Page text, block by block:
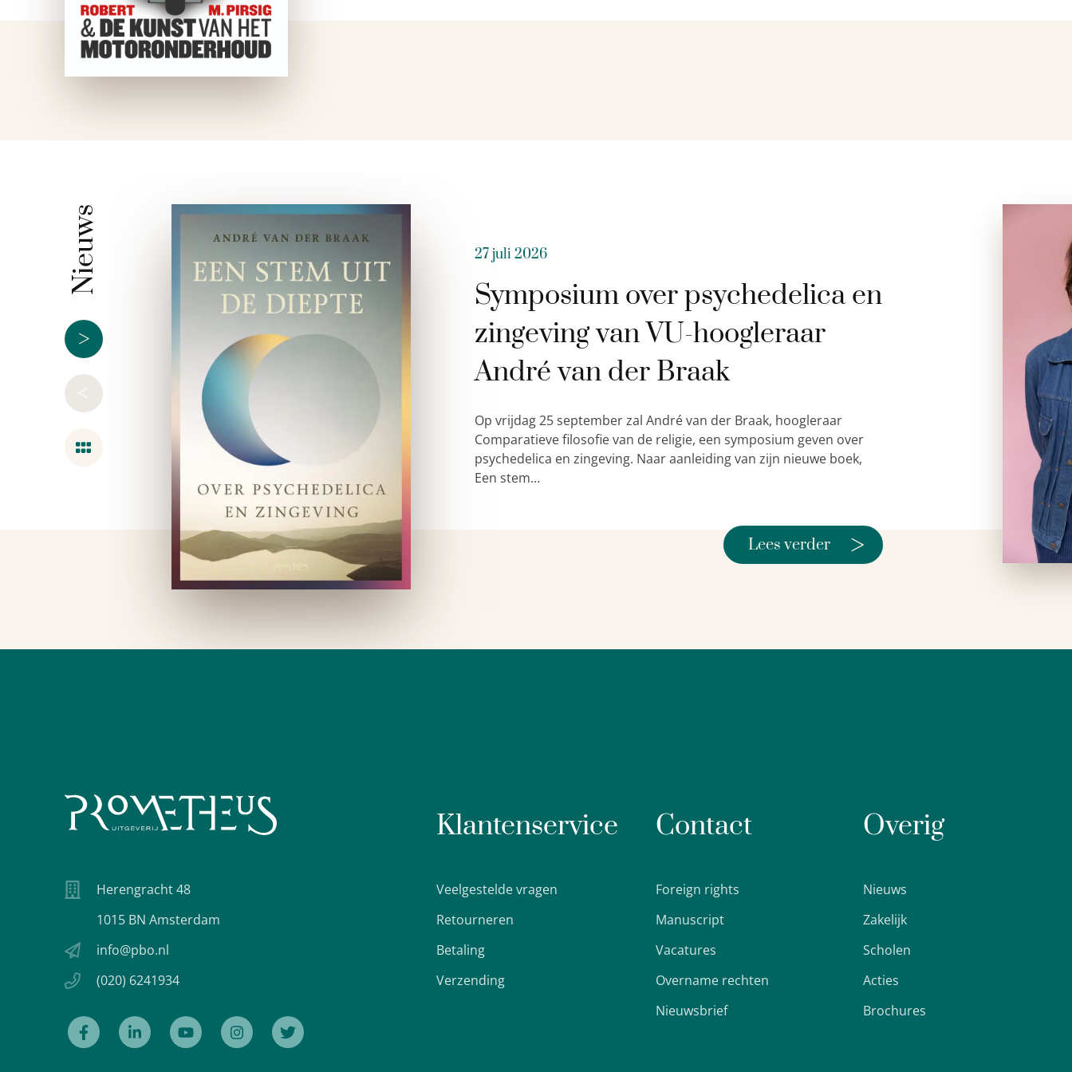
Nieuws
>
<
27 juli 2026
Symposium over psychedelica en
zingeving van VU-hoogleraar
André van der Braak
Op vrijdag 25 september zal André van der Braak, hoogleraar
Comparatieve filosofie van de religie, een symposium geven over
psychedelica en zingeving. Naar aanleiding van zijn nieuwe boek,
Een stem…
Lees verder >
Herengracht 48
1015 BN Amsterdam
info@pbo.nl
(020) 6241934
Klantenservice
Veelgestelde vragen
Retourneren
Betaling
Verzending
Contact
Foreign rights
Manuscript
Vacatures
Overname rechten
Nieuwsbrief
Overig
Nieuws
Zakelijk
Scholen
Acties
Brochures